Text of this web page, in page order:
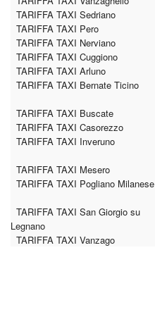
TARIFFA TAXI Sedriano
TARIFFA TAXI Pero
TARIFFA TAXI Nerviano
TARIFFA TAXI Cuggiono
TARIFFA TAXI Arluno
TARIFFA TAXI Bernate Ticino
TARIFFA TAXI Buscate
TARIFFA TAXI Casorezzo
TARIFFA TAXI Inveruno
TARIFFA TAXI Mesero
TARIFFA TAXI Pogliano Milanese
TARIFFA TAXI San Giorgio su
Legnano
TARIFFA TAXI Vanzago